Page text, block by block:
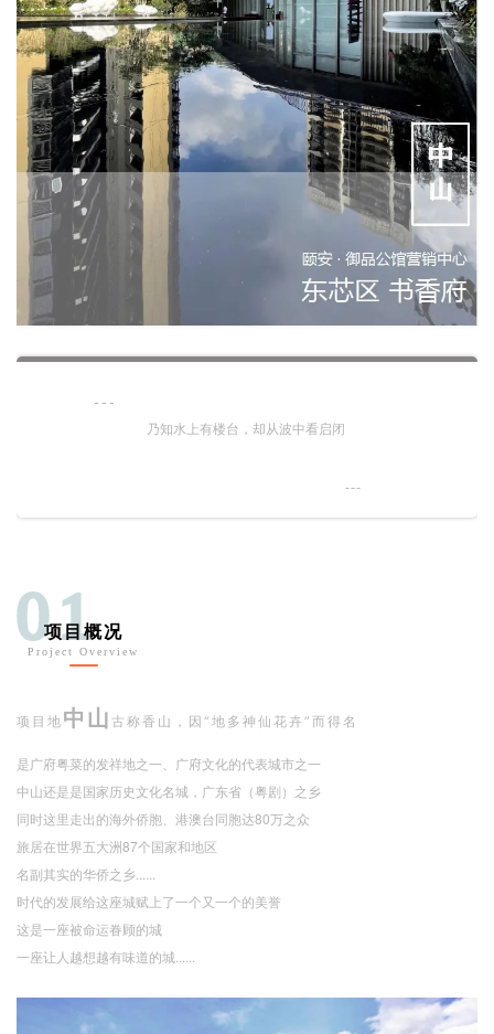
企业会员
关于投稿
广告投放
关于我们
联系我们
---
乃知水上有楼台，却从波中看启闭
---
01
项目概况
Project Overview
项目地 中山 古称香山， 因“地多神仙花卉”而得名
是广府粤菜的发祥地之一、 广府文化的代表城市之一
中山还是是国家历史文化名城，广东省（粤剧）之乡
同时这里走出的海外侨胞、港澳台同胞达80万之众
旅居在世界五大洲87个国家和地区
名副其实的华侨之乡......
时代的发展给这座城赋上了一个又一个的美誉
这是一座被命运眷顾的城
一座让人越想越有味道的城......